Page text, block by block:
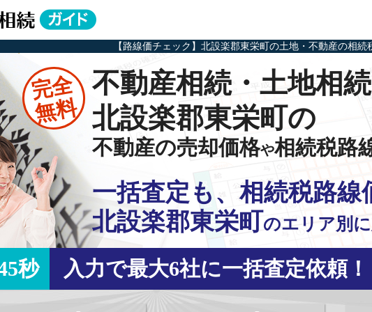
【路線価チェック】北設楽郡東栄町の土地・不動産の相
完全
無料
不動産相続・土地相
北設楽郡東栄町の
不動産の売却価格や相続税路
一括査定も、相続税路線
北設楽郡東栄町のエリア別に
秒 入力で最大6社に一括査定依頼！